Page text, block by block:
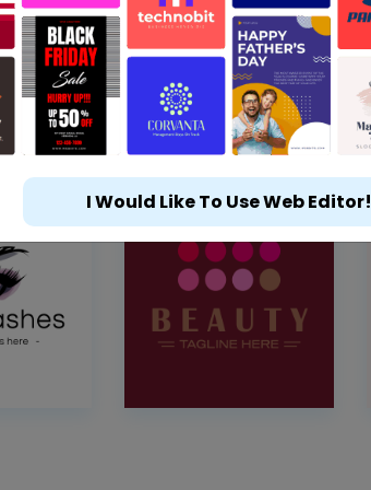
I Would Like To Use Web Editor!